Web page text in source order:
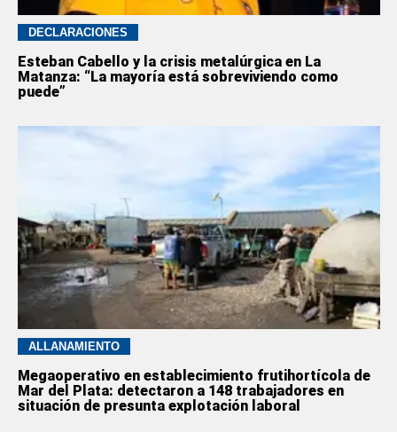
DECLARACIONES
Esteban Cabello y la crisis metalúrgica en La
Matanza: “La mayoría está sobreviviendo como
puede”
ALLANAMIENTO
Megaoperativo en establecimiento frutihortícola de
Mar del Plata: detectaron a 148 trabajadores en
situación de presunta explotación laboral